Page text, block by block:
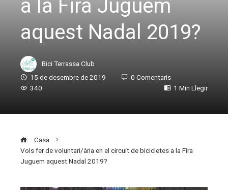
a la Fira Juguem
aquest Nadal 2019?
Bici Terrassa Club
15 de desembre de 2019
0 Comentaris
340
1 Min Llegir
Casa
Vols fer de voluntari/ària en el circuit de bicicletes a la Fira
Juguem aquest Nadal 2019?